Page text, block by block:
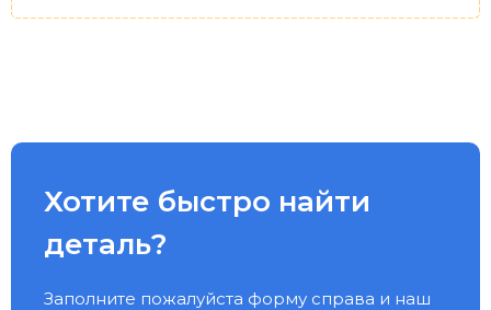
Хотите быстро найти
деталь?
Заполните пожалуйста форму справа и наш